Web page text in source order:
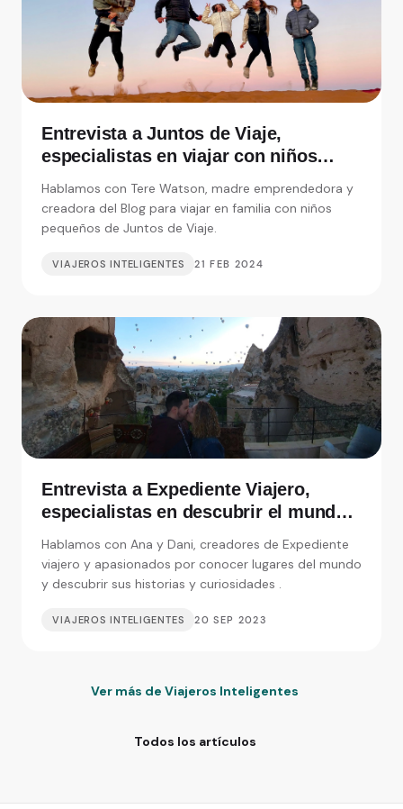
Entrevista a Juntos de Viaje,
especialistas en viajar con niños
Hablamos con Tere Watson, madre emprendedora y
creadora del Blog para viajar en familia con niños
pequeños de Juntos de Viaje.
VIAJEROS INTELIGENTES 21 FEB 2024
Entrevista a Expediente Viajero,
especialistas en descubrir el mundo y
Hablamos con Ana y Dani, creadores de Expediente
viajero y apasionados por conocer lugares del mundo
y descubrir sus historias y curiosidades .
VIAJEROS INTELIGENTES 20 SEP 2023
Ver más de Viajeros Inteligentes
Todos los artículos